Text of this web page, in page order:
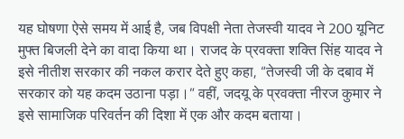
यह घोषणा ऐसे समय में आई है, जब विपक्षी नेता तेजस्वी यादव ने 200 यूनिट
मुफ्त बिजली देने का वादा किया था। राजद के प्रवक्ता शक्ति सिंह यादव ने
इसे नीतीश सरकार की नकल करार देते हुए कहा, “तेजस्वी जी के दबाव में
सरकार को यह कदम उठाना पड़ा।” वहीं, जदयू के प्रवक्ता नीरज कुमार ने
इसे सामाजिक परिवर्तन की दिशा में एक और कदम बताया।